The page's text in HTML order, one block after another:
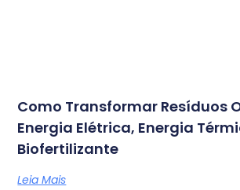
Como Transformar Resíduos
Energia Elétrica, Energia
Biofertilizante
Leia Mais